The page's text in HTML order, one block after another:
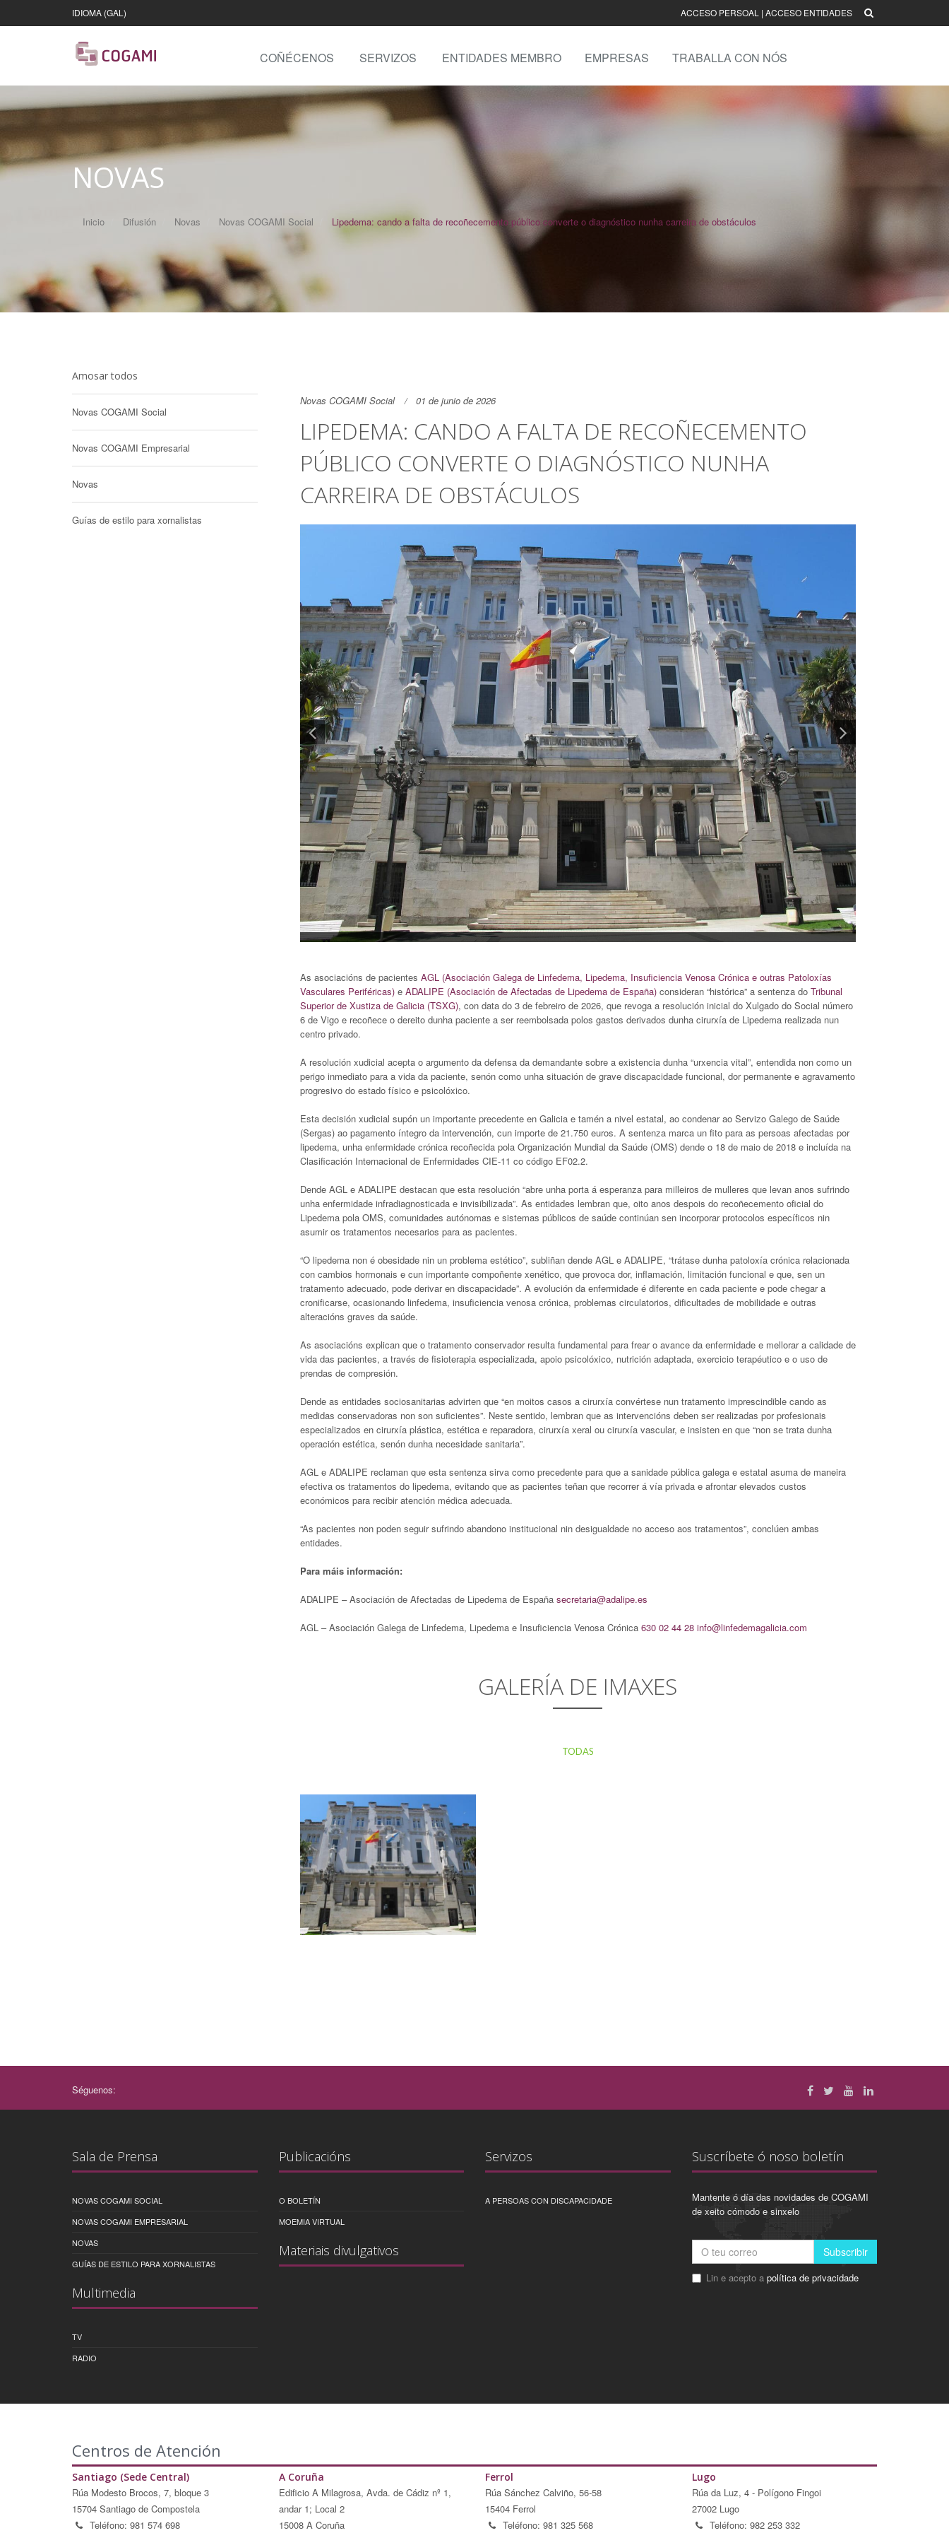
IDIOMA (GAL) ACCESO PERSOAL | ACCESO ENTIDADES
COÑÉCENOS SERVIZOS ENTIDADES MEMBRO EMPRESAS TRABALLA CON NÓS
NOVAS
Inicio Difusión Novas Novas COGAMI Social Lipedema: cando a falta de recoñecemento público converte o diagnóstico nunha carreira de obstáculos
Novas COGAMI Social 01 de junio de 2026
LIPEDEMA: CANDO A FALTA DE RECOÑECEMENTO
PÚBLICO CONVERTE O DIAGNÓSTICO NUNHA
CARREIRA DE OBSTÁCULOS
As asociacións de pacientes AGL (Asociación Galega de Linfedema, Lipedema, Insuficiencia Venosa Crónica e outras Patoloxías
Vasculares Periféricas)e ADALIPE (Asociación de Afectadas de Lipedema de España)consideran “histórica” a sentenza do Tribunal
Superior de Xustiza de Galicia (TSXG), con data do 3 de febreiro de 2026, que revoga a resolución inicial do Xulgado do Social número
6 de Vigo e recoñece o dereito dunha paciente a ser reembolsada polos gastos derivados dunha cirurxía de Lipedema realizada nun
centro privado.
A resolución xudicial acepta o argumento da defensa da demandante sobre a existencia dunha “urxencia vital”, entendida non como un
perigo inmediato para a vida da paciente, senón como unha situación de grave discapacidade funcional, dor permanente e agravamento
progresivo do estado físico e psicolóxico.
Esta decisión xudicial supón un importante precedente en Galicia e tamén a nivel estatal, ao condenar ao Servizo Galego de Saúde
(Sergas) ao pagamento íntegro da intervención, cun importe de 21.750 euros. A sentenza marca un fito para as persoas afectadas por
lipedema, unha enfermidade crónica recoñecida pola Organización Mundial da Saúde (OMS) dende o 18 de maio de 2018 e incluída na
Clasificación Internacional de Enfermidades CIE-11 co código EF02.2.
Dende AGL e ADALIPE destacan que esta resolución “abre unha porta á esperanza para milleiros de mulleres que levan anos sufrindo
unha enfermidade infradiagnosticada e invisibilizada”. As entidades lembran que, oito anos despois do recoñecemento oficial do
Lipedema pola OMS, comunidades autónomas e sistemas públicos de saúde continúan sen incorporar protocolos específicos nin
asumir os tratamentos necesarios para as pacientes.
“O lipedema non é obesidade nin un problema estético”, subliñan dende AGL e ADALIPE, “trátase dunha patoloxía crónica relacionada
con cambios hormonais e cun importante compoñente xenético, que provoca dor, inflamación, limitación funcional e que, sen un
tratamento adecuado, pode derivar en discapacidade”. A evolución da enfermidade é diferente en cada paciente e pode chegar a
cronificarse, ocasionando linfedema, insuficiencia venosa crónica, problemas circulatorios, dificultades de mobilidade e outras
alteracións graves da saúde.
As asociacións explican que o tratamento conservador resulta fundamental para frear o avance da enfermidade e mellorar a calidade de
vida das pacientes, a través de fisioterapia especializada, apoio psicolóxico, nutrición adaptada, exercicio terapéutico e o uso de
prendas de compresión.
Dende as entidades sociosanitarias advirten que “en moitos casos a cirurxía convértese nun tratamento imprescindible cando as
medidas conservadoras non son suficientes”. Neste sentido, lembran que as intervencións deben ser realizadas por profesionais
especializados en cirurxía plástica, estética e reparadora, cirurxía xeral ou cirurxía vascular, e insisten en que “non se trata dunha
operación estética, senón dunha necesidade sanitaria”.
AGL e ADALIPE reclaman que esta sentenza sirva como precedente para que a sanidade pública galega e estatal asuma de maneira
efectiva os tratamentos do lipedema, evitando que as pacientes teñan que recorrer á vía privada e afrontar elevados custos
económicos para recibir atención médica adecuada.
“As pacientes non poden seguir sufrindo abandono institucional nin desigualdade no acceso aos tratamentos”, conclúen ambas
entidades.
Para máis información:
ADALIPE – Asociación de Afectadas de Lipedema de España secretaria@adalipe.es
AGL – Asociación Galega de Linfedema, Lipedema e Insuficiencia Venosa Crónica 630 02 44 28 info@linfedemagalicia.com
GALERÍA DE IMAXES
TODAS
Amosar todos
Novas COGAMI Social
Novas COGAMI Empresarial
Novas
Guías de estilo para xornalistas
Séguenos:
Sala de Prensa
NOVAS COGAMI SOCIAL
NOVAS COGAMI EMPRESARIAL
NOVAS
GUÍAS DE ESTILO PARA XORNALISTAS
Multimedia
TV
RADIO
Publicacións
O BOLETÍN
MOEMIA VIRTUAL
Materiais divulgativos
Servizos
A PERSOAS CON DISCAPACIDADE
Suscríbete ó noso boletín
Mantente ó día das novidades de COGAMI
de xeito cómodo e sinxelo
Subscribir
Lin e acepto a política de privacidade
Centros de Atención
Santiago (Sede Central)
Rúa Modesto Brocos, 7, bloque 3
15704 Santiago de Compostela
Teléfono: 981 574 698
A Coruña
Edificio A Milagrosa, Avda. de Cádiz nº 1,
andar 1; Local 2
15008 A Coruña
Ferrol
Rúa Sánchez Calviño, 56-58
15404 Ferrol
Teléfono: 981 325 568
Lugo
Rúa da Luz, 4 - Polígono Fingoi
27002 Lugo
Teléfono: 982 253 332